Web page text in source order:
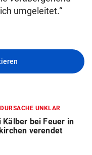
umgeleitet.“
UNKLAR
Kälber bei Feuer in
verendet